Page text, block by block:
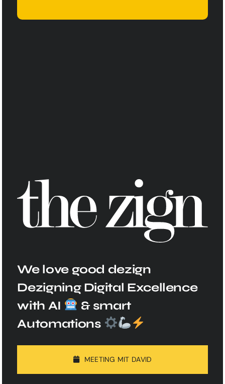
We love good dezign
Dezigning Digital Excellence
with AI
& smart
Automations
MEETING MIT DAVID